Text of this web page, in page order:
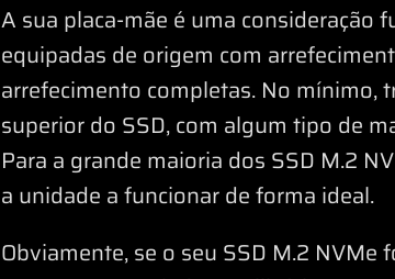
A sua placa-mãe é uma consideração
equipadas de origem com
arrefecimento completas. No mínimo,
superior do SSD, com algum tipo de
Para a grande maioria dos SSD M.2
a unidade a funcionar de forma ideal.
Obviamente, se o seu SSD M.2